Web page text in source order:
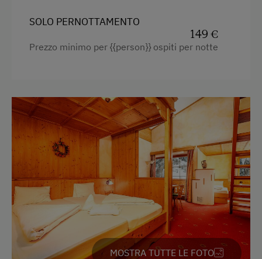
Fotocopiatrice
Telefono
Vacanza Attiva
Mountain bike
Aiuto nella fattoria
Attività Invernale
Delizie Gastronomiche
Vacanza Per Famiglia
Vacanza Romantica per Due
Vacanza di Salute
SOLO PERNOTTAMENTO
149 €
Prezzo minimo per {{person}} ospiti per notte
MOSTRA TUTTE LE FOTO